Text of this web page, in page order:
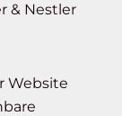
& Nestler
Website